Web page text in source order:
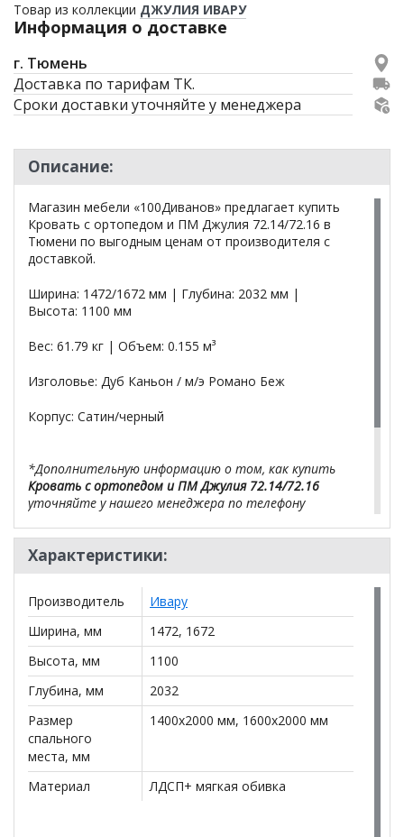
Товар из коллекции ДЖУЛИЯ ИВАРУ
Информация о доставке
г. Тюмень
Доставка по тарифам ТК.
Сроки доставки уточняйте у менеджера
Описание:
Магазин мебели «100Диванов» предлагает купить
Кровать с ортопедом и ПМ Джулия 72.14/72.16 в
Тюмени по выгодным ценам от производителя с
доставкой.
Ширина: 1472/1672 мм | Глубина: 2032 мм |
Высота: 1100 мм
Вес: 61.79 кг | Объем: 0.155 м³
Изголовье: Дуб Каньон / м/э Романо Беж
Корпус: Сатин/черный
*Дополнительную информацию о том, как купить
Кровать с ортопедом и ПМ Джулия 72.14/72.16
уточняйте у нашего менеджера по телефону
**Цены на официальном сайте
действительны только для интернет-магазинаи
могут отличаться от цен в розничных магазинах-
салонах сети!
Характеристики:
Производитель
Ивару
Ширина, мм
1472, 1672
Высота, мм
1100
Глубина, мм
2032
Размер
спального
места, мм
1400x2000 мм, 1600x2000 мм
Материал ЛДСП+ мягкая обивка